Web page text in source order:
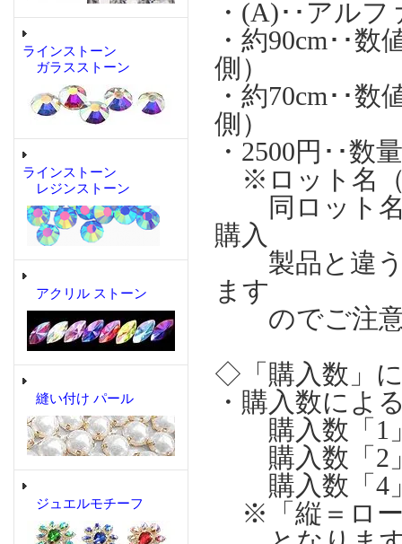
ラインストーン
ガラスストーン
ラインストーン
レジンストーン
アクリル ストーン
縫い付け パール
ジュエルモチーフ
・(A)･･アル
・約90cm･･
側）
・約70cm･･
側）
・2500円･･数
※ロット名（
同ロット名
購入
製品と違う
ます
のでご注意
◇「購入数」
・購入数によ
購入数「1」
購入数「2」
購入数「4」
※「縦＝ロー